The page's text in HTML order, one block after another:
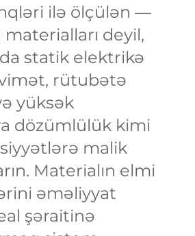
ilə ölçülən —
deyil,
statik elektrikə
rütubətə
yüksək
dözümlülük kimi
malik
Materialın elmi
əməliyyat
şəraitinə